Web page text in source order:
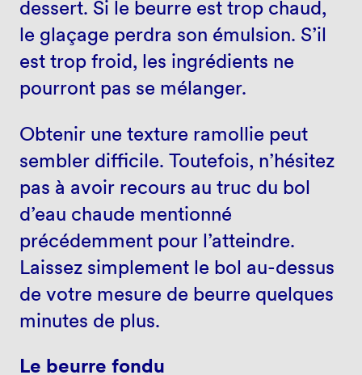
dessert. Si le beurre est trop chaud,
le glaçage perdra son émulsion. S’il
est trop froid, les ingrédients ne
pourront pas se mélanger.
Obtenir une texture ramollie peut
sembler difficile. Toutefois, n’hésitez
pas à avoir recours au truc du bol
d’eau chaude mentionné
précédemment pour l’atteindre.
Laissez simplement le bol au-dessus
de votre mesure de beurre quelques
minutes de plus.
Le beurre fondu